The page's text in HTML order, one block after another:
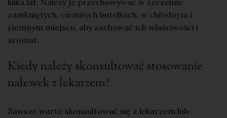
kilka lat. Należy je przechowywać w szczelnie
zamkniętych, ciemnych butelkach, w chłodnym i
ciemnym miejscu, aby zachować ich właściwości i
aromat.
Kiedy należy skonsultować stosowanie
nalewek z lekarzem?
Zawsze warto skonsultować się z lekarzem lub